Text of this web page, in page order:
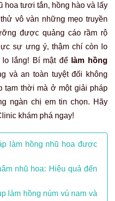
hoa tươi tắn, hồng hào và lấy
vô vàn những mẹo truyền
được quảng cáo rầm rộ
sự ưng ý, thậm chí còn lo
lắng! Bí mật để làm hồng
và an toàn tuyệt đối không
tạm thời mà ở một giải pháp
ngàn chị em tin chọn. Hãy
khám phá ngay!
làm hồng nhũ hoa được
nhũ hoa: Hiệu quả đến
làm hồng núm vú nam và